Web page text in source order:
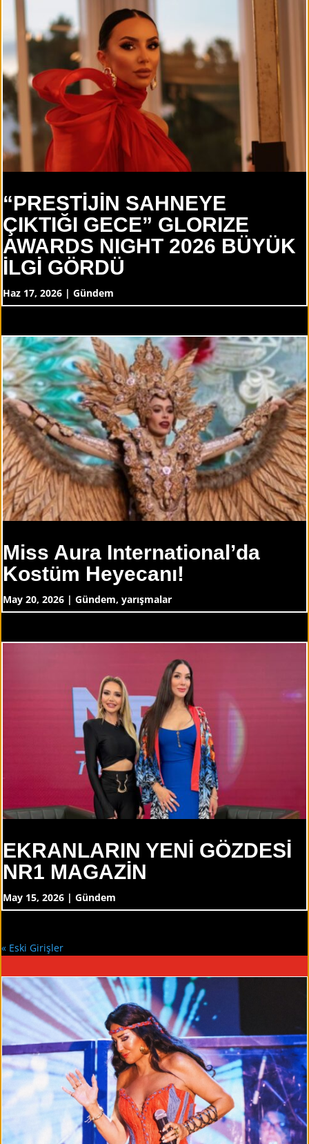
“PRESTİJİN SAHNEYE
ÇIKTIĞI GECE” GLORIZE
AWARDS NIGHT 2026 BÜYÜK
İLGİ GÖRDÜ
Haz 17, 2026 | Gündem
Miss Aura International’da
Kostüm Heyecanı!
May 20, 2026 | Gündem, yarışmalar
EKRANLARIN YENİ GÖZDESİ
NR1 MAGAZİN
May 15, 2026 | Gündem
« Eski Girişler